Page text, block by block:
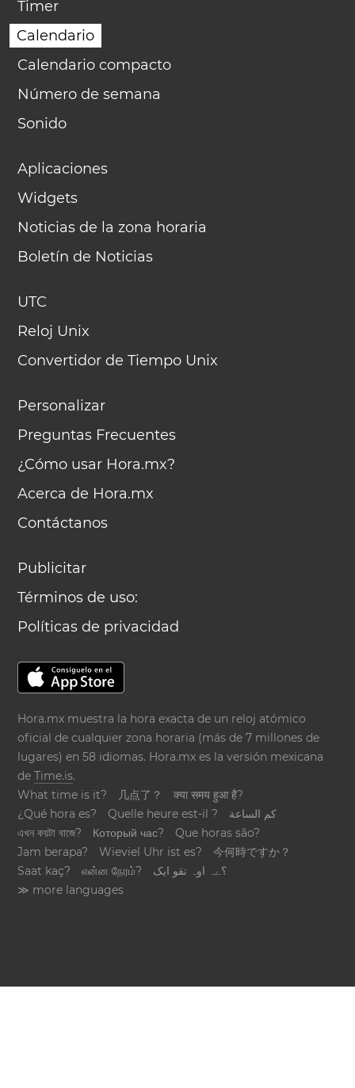
Timer
Calendario
Calendario compacto
Número de semana
Sonido
Aplicaciones
Widgets
Noticias de la zona horaria
Boletín de Noticias
UTC
Reloj Unix
Convertidor de Tiempo Unix
Personalizar
Preguntas Frecuentes
¿Cómo usar Hora.mx?
Acerca de Hora.mx
Contáctanos
Publicitar
Términos de uso:
Políticas de privacidad
Hora.mx muestra la hora exacta de un reloj atómico
oficial de cualquier zona horaria (más de 7 millones de
lugares) en 58 idiomas. Hora.mx es la versión mexicana
deTime.is.
What time is it?
几点了？
क्या समय हुआ है?
¿Qué hora es?
Quelle heure est-il ?
كم الساعة
এখন কয়টা বাজে?
Который час?
Que horas são?
Jam berapa?
Wieviel Uhr ist es?
今何時ですか？
Saat kaç?
என்ன நேரம்?
؟ےہ اوہ تقو ایک
≫ more languages